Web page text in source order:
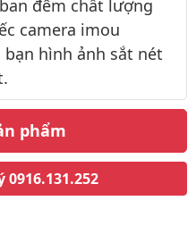
đêm chất lượng
camera imou
bạn hình ảnh sắt nét
phẩm
0916.131.252